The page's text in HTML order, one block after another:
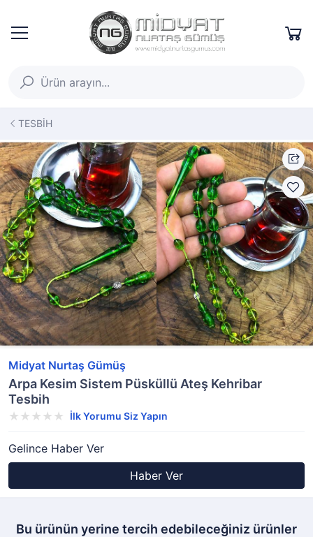
TESBİH
Midyat Nurtaş Gümüş
Arpa Kesim Sistem Püsküllü Ateş Kehribar
Tesbih
İlk Yorumu Siz Yapın
Gelince Haber Ver
Haber Ver
Bu ürünün yerine tercih edebileceğiniz ürünler